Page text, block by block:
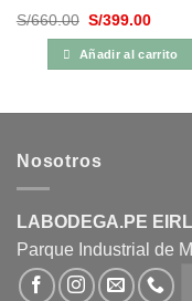
S/660.00 El
original
era:
S/399.00El
actual
es:
Añadir al carrito
Nosotros
LABODEGA.PE EIRL
Parque Industrial de